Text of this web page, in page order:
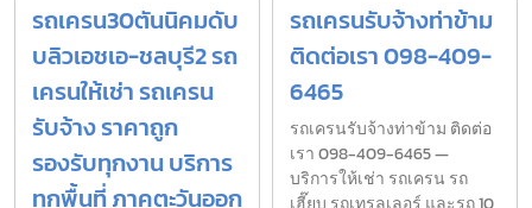
รถเครน30ตันนิคมดับ
บลิวเอชเอ-ชลบุรี2 รถ
เครนให้เช่า รถเครน
รับจ้าง ราคาถูก
รองรับทุกงาน บริการ
ทุกพื้นที่ ภาคตะวันออก
รถเครนรับจ้างท่าข้าม
ติดต่อเรา 098-409-
6465
รถเครนรับจ้างท่าข้าม ติดต่อ
เรา 098-409-6465 —
บริการให้เช่า รถเครน รถ